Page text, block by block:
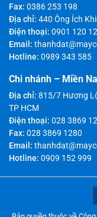
Fax: 0386 253 198
Địa chỉ: 440 Ông Ích
Điện thoại: 0901 120
Email:
Hotline: 0989 343 585
Chi nhánh – Miền
Địa chỉ: 815/7 Hương
TP HCM
Điện thoại: 028 3869
Fax: 028 3869 1280
Email:
Hotline: 0909 152 999